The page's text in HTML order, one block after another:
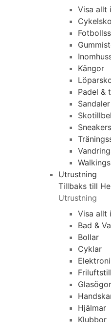
Visa allt
Kängor
Padel &
Sneakers
Utrustning
Tillbaks till
Utrustning
Visa allt
Bad &
Bollar
Cyklar
Hjälmar
Klubbor